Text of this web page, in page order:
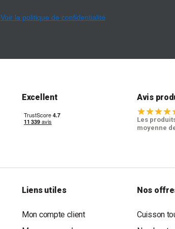
Voir la politique de confidentialité
Excellent Avis
Les
moyenne
Liens utiles
Mon compte client
Nos
Cuisson